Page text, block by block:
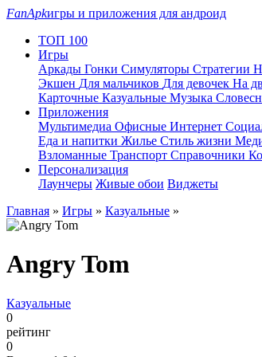
FanApkигры и приложения для андроид
ТОП 100
Игры
Аркады Гонки Симуляторы Стратегии
Экшен Для мальчиков Для девочек На
Карточные Казуальные Музыка
Приложения
Мультимедиа Офисные Интернет
Еда и напитки Жилье Стиль жизни
Взломанные Транспорт Справочники
Персонализация
Лаунчеры Живые обои Виджеты
Главная » Игры » Казуальные »
Angry Tom
Казуальные
0
рейтинг
0